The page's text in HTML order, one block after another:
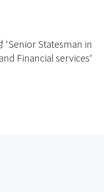
'Senior Statesman in
Financial services'